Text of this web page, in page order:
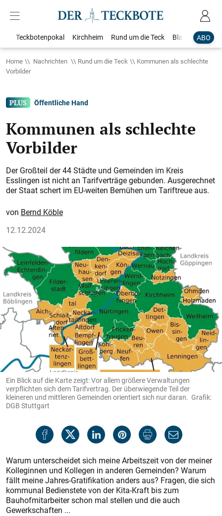
ABO
Teckbotenpokal Kirchheim Rund um die Teck Blaulicht
Home Nachrichten Rund um die Teck
Kommunen als schlechte
Vorbilder
Öffentliche Hand
Kommunen als schlechte
Vorbilder
Der Großteil der 44 Städte und Gemeinden im Kreis
Esslingen ist nicht an Tarifverträge gebunden. Ausgerechnet
der Staat schert im EU-weiten Bemühen um Tariftreue aus.
Bernd Köble
12.12.2024
Ein Blick auf die Karte zeigt: Vor allem größere Verwaltungen
verpflichten sich dem Tarifvertrag. Der überwiegende Teil der
kleineren und mittleren Gemeinden orientiert sich nur daran. Grafik:
DGB Stuttgart
Warum unterscheidet sich meine Arbeitszeit von der meiner
Kolleginnen und Kollegen in anderen Gemeinden? Warum
fällt meine Jahres-Gratifikation anders aus? Fragen, die sich
kommunal Bedienstete von der Kita-Kraft bis zum
Bauhofmitarbeiter schon mal stellen und die auch
Gewerkschaften ...